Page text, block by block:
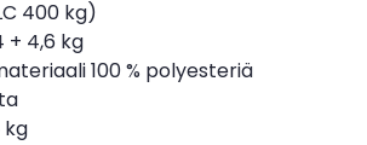
400 kg)
+ 4,6 kg
100 % polyesteriä
kg